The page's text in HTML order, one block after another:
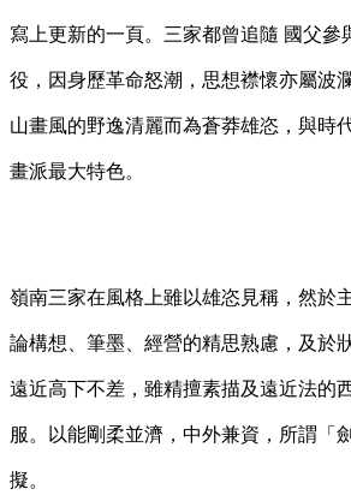
寫上更新的一頁。三家都曾追隨 國父參
役，因身歷革命怒潮，思想襟懷亦屬波
山畫風的野逸清麗而為蒼莽雄恣，與時
畫派最大特色。
嶺南三家在風格上雖以雄恣見稱，然於
論構想、筆墨、經營的精思熟慮，及於
遠近高下不差，雖精擅素描及遠近法的
服。以能剛柔並濟，中外兼資，所謂「
擬。